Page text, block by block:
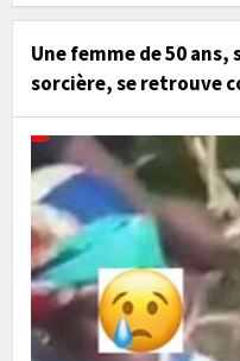
Une femme de 50
sorcière, se retrouve